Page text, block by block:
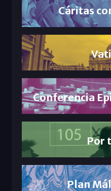
Cáritas
Conferencia
Por
Plan